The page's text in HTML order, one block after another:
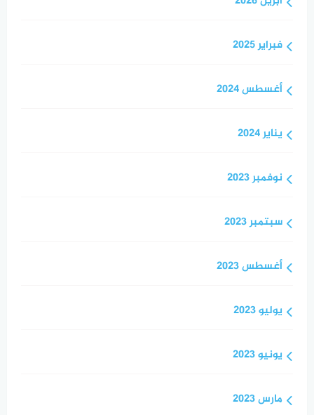
فبراير 2025
أغسطس 2024
يناير 2024
نوفمبر 2023
سبتمبر 2023
أغسطس 2023
يوليو 2023
يونيو 2023
مارس 2023